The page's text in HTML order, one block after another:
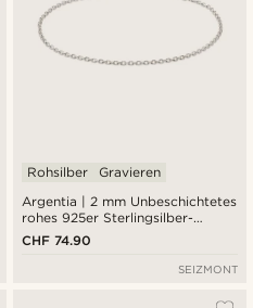
Argentia | 2 mm Unbeschichtetes
rohes 925er Sterlingsilber-
Kabelkettenarmband
Rohsilber Gravieren
CHF 74.90
SEIZMONT